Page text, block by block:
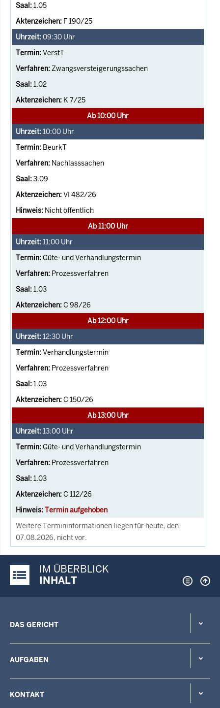
1.05
F 190/25
09:30 Uhr
VerstT
Zwangsversteigerungssachen
1.02
K 7/25
Ab 10:00 Uhr
10:00 Uhr
BeurkT
Nachlasssachen
3.09
VI 482/26
Nicht öffentlich
Ab 11:00 Uhr
11:00 Uhr
Güte- und Verhandlungstermin
Prozessverfahren
1.03
C 98/26
Ab 12:00 Uhr
12:30 Uhr
Verhandlungstermin
Prozessverfahren
1.03
C 150/26
Ab 13:00 Uhr
13:00 Uhr
Güte- und Verhandlungstermin
Prozessverfahren
1.03
C 112/26
Termin aufgehoben
Weitere Termininformationen liegen für heute, den
07.08.2026, nicht vor.
Justiz-Portal im Überblick:
IM ÜBERBLICK
INHALT
DAS GERICHT
AUFGABEN
KONTAKT